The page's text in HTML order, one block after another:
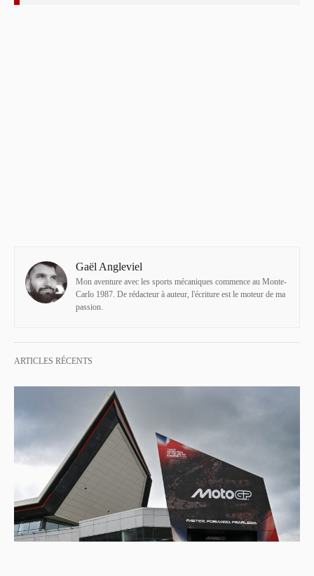
Gaël Angleviel
Mon aventure avec les sports mécaniques commence au Monte-
Carlo 1987. De rédacteur à auteur, l'écriture est le moteur de ma
passion.
ARTICLES RÉCENTS